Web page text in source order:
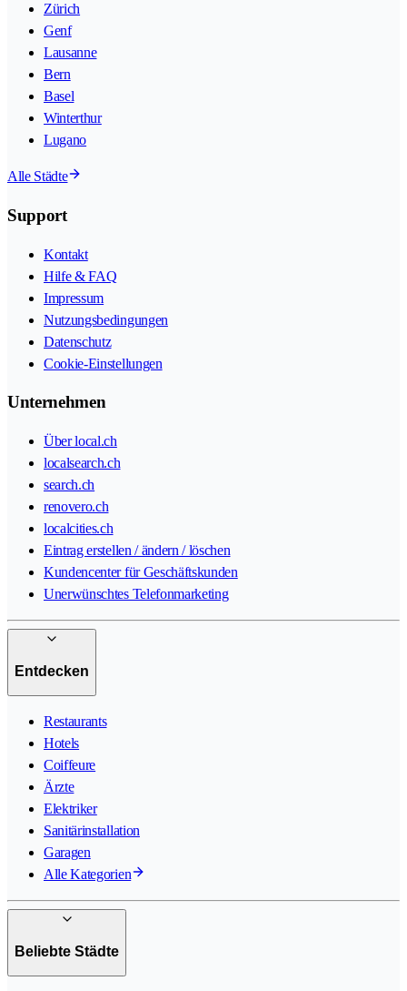
Zürich
Genf
Lausanne
Bern
Basel
Winterthur
Lugano
Alle Städte
Support
Kontakt
Hilfe & FAQ
Impressum
Nutzungsbedingungen
Datenschutz
Cookie-Einstellungen
Unternehmen
Über local.ch
localsearch.ch
search.ch
renovero.ch
localcities.ch
Eintrag erstellen / ändern / löschen
Kundencenter für Geschäftskunden
Unerwünschtes Telefonmarketing
Entdecken
Restaurants
Hotels
Coiffeure
Ärzte
Elektriker
Sanitärinstallation
Garagen
Alle Kategorien
Beliebte Städte